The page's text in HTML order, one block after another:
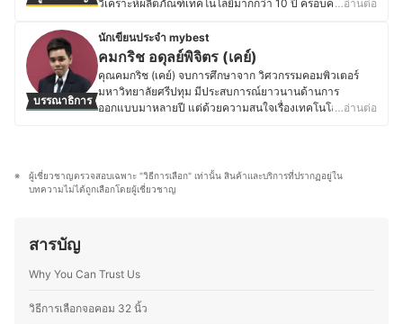
วิเคราะห์ผลิตภัณฑ์เทคโนโลยีมากกว่า 10 ปี ครอบคลุมตั้งแต่
ระดับองค์กรอย่าง NAS โดยมุ่งเน้นการให้ข้อมูลที่รอบด้าน
ชัดเจน และเป็นกลาง เพื่อสนับสนุนการตัดสินใจที่เหมาะสม
สำหรับผู้บริโภค โดยสำเร็จการศึกษาระดับปริญญาตรี
วิศวกรรมศาสตร์อิเล็กทรอนิกส์ จากมหาวิทยาลัยอัสสัมชัญ
และเคยศึกษาต่อในระดับปริญญาโทด้านจิตวิทยา
วิทยากรรับเชิญในหัวข้อเทคโนโลยี การตลาดดิจิทัล และแนว
โน้มผู้บริโภค อีกทั้งยังมีผลงานหนังสือด้านเทคโนโลยีที่ติด
…อ่านต่อ
บรรณาธิการ
นักเขียนประจำ mybest
คมกริช อดุลย์พิจิตร (เคย์)
คุณคมกริช (เคย์) จบการศึกษาจาก วิศวกรรมคอมพิวเตอร์
มหาวิทยาลัยศรีปทุม มีประสบการณ์ยาวนานด้านการ
ออกแบบมาหลายปี แต่ด้วยความสนใจเรื่องเทคโนโลยีใหม่ ๆ
เชี่ยวชาญในการรีวิวเครื่องใช้ไฟฟ้าทั้งทีวี, อุปกรณ์เชื่อมต่อ
เครือข่าย และเครื่องใช้ภายในบ้าน นอกจากความถนัดด้าน
ตัวเองชื่อ Blackkat Gamer โดยเน้นเนื้อหาเกี่ยวกับ เกมมือ
ด้าน ทำให้คุณเคย์มีความเข้าใจลึกซึ้งทั้งในเรื่อง เทคโนโลยี
…อ่านต่อ
ผู้เชี่ยวชาญตรวจสอบเฉพาะ "วิธีการเลือก" เท่านั้น สินค้าและบริการที่ปรากฏอยู่ใน
บทความไม่ได้ถูกเลือกโดยผู้เชี่ยวชาญ
สารบัญ
Why You Can Trust Us
วิธีการเลือกจอคอม 32 นิ้ว